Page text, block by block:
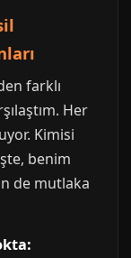
farklı
Her
Kimisi
benim
de mutlaka